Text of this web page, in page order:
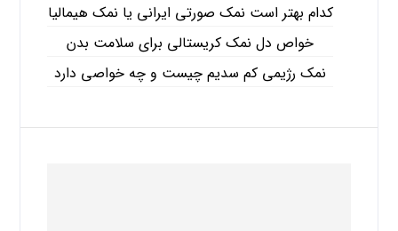
کدام بهتر است نمک صورتی ایرانی یا نمک هیمالیا
خواص دل نمک کریستالی برای سلامت بدن
نمک رژیمی کم سدیم چیست و چه خواصی دارد